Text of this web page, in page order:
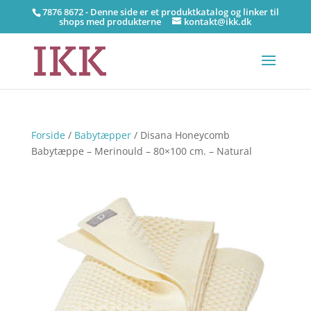
7876 8672 - Denne side er et produktkatalog og linker til
shops med produkterne kontakt@ikk.dk
Forside/ Babytæpper/ Disana Honeycomb
Babytæppe – Merinould – 80×100 cm. – Natural